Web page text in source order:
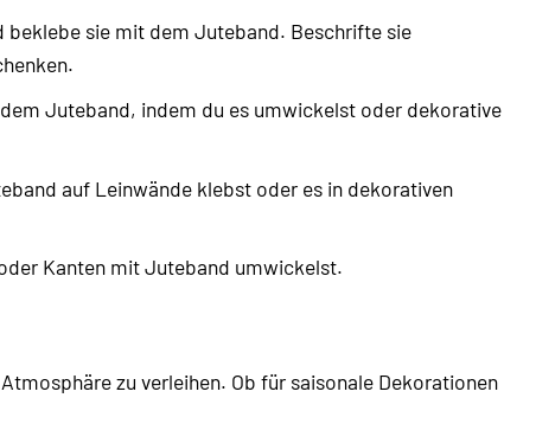
beklebe sie mit dem Juteband. Beschrifte sie
Juteband, indem du es umwickelst oder dekorative
auf Leinwände klebst oder es in dekorativen
Kanten mit Juteband umwickelst.
zu verleihen. Ob für saisonale Dekorationen